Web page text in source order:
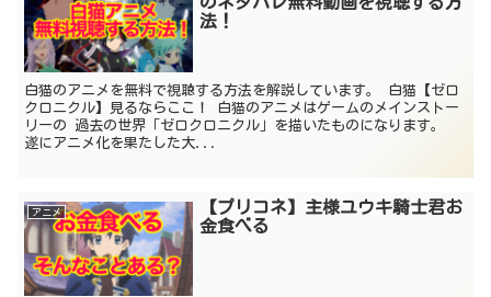
法！
白猫のアニメを無料で視聴する方法を解説しています。 白猫【ゼロ
クロニクル】見るならここ！ 白猫のアニメはゲームのメインストー
リーの 過去の世界「ゼロクロニクル」を描いたものになります。
遂にアニメ化を果たした大...
アニメ
【プリコネ】主様ユウキ騎士君お
金食べる